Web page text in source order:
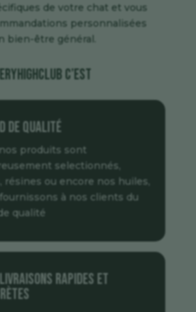
de votre chat et vous
personnalisées
bien-être général.
c’est
de qualité
produits sont
selectionnés,
résines ou encore nos huiles,
à nos clients du
qualité
livraisons rapides et